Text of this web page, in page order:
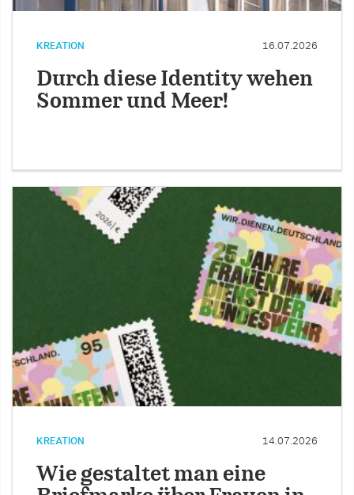
KREATION 16.07.2026
Durch diese Identity wehen
Sommer und Meer!
KREATION 14.07.2026
Wie gestaltet man eine